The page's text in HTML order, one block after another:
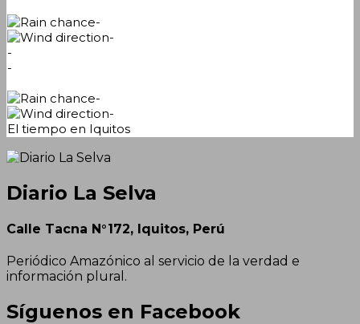
-
-
-
-
-
-
El tiempo en Iquitos
Diario La Selva
Calle Tacna N°172, Iquitos, Perú
Periódico Amazónico al servicio de la verdad e
información plural.
Síguenos en Facebook